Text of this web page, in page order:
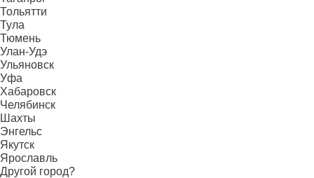
Тольятти
Тула
Тюмень
Улан-Удэ
Ульяновск
Уфа
Хабаровск
Челябинск
Шахты
Энгельс
Якутск
Ярославль
Другой город?